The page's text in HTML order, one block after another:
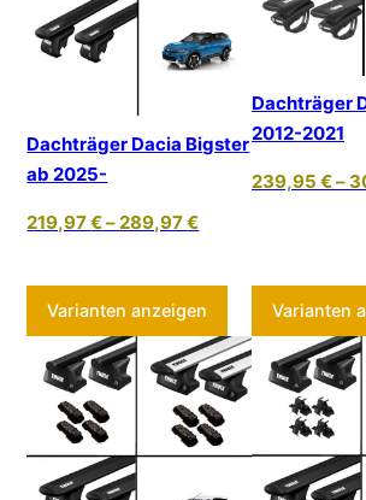
Dachträger Dacia Bigster
ab 2025-
219,97€–289,97€
Varianten anzeigen Dieses
Dachträger
2012-2021
239,95 €–
Varianten